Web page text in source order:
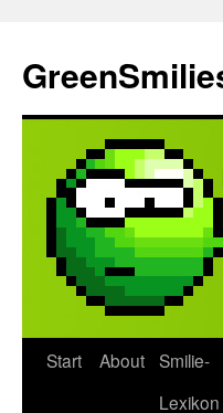
springen
Start About Smilie-
Lexikon